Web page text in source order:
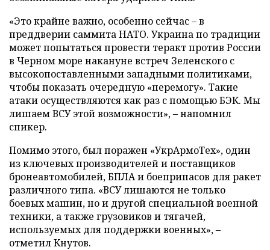
«Это крайне важно, особенно сейчас – в
преддверии саммита НАТО. Украина по традиции
может попытаться провести теракт против России
в Черном море накануне встреч Зеленского с
высокопоставленными западными политиками,
чтобы показать очередную «перемогу». Такие
атаки осуществляются как раз с помощью БЭК. Мы
лишаем ВСУ этой возможности», – напомнил
спикер.
Помимо этого, был поражен «УкрАрмоТех», один
из ключевых производителей и поставщиков
бронеавтомобилей, БПЛА и боеприпасов для ракет
различного типа. «ВСУ лишаются не только
боевых машин, но и другой специальной военной
техники, а также грузовиков и тягачей,
используемых для поддержки военных», –
отметил Кнутов.